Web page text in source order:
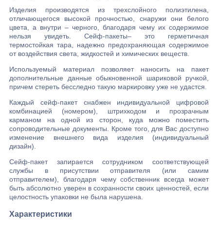
Изделия производятся из трехслойного полиэтилена,
отличающегося высокой прочностью, снаружи они белого
цвета, а внутри – черного, благодаря чему их содержимое
нельзя увидеть. Сейф-пакеты– это герметичная
термостойкая тара, надежно предохраняющая содержимое
от воздействия света, жидкостей и химических веществ.
Используемый материал позволяет наносить на пакет
дополнительные данные обыкновенной шариковой ручкой,
причем стереть бесследно такую маркировку уже не удастся.
Каждый сейф-пакет снабжен индивидуальной цифровой
комбинацией (номером), штрихкодом и прозрачным
карманом на одной из сторон, куда можно поместить
сопроводительные документы. Кроме того, для Вас доступно
изменение внешнего вида изделия (индивидуальный
дизайн).
Сейф-пакет запирается сотрудником соответствующей
службы в присутствии отправителя (или самим
отправителем), благодаря чему собственник всегда может
быть абсолютно уверен в сохранности своих ценностей, если
целостность упаковки не была нарушена.
Характеристики